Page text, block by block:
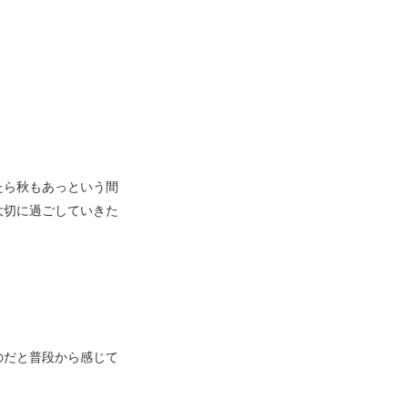
秋もあっという間
に過ごしていきた
と普段から感じて